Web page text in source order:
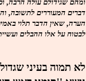
דברים המעוררים לתשובה,
הערה, שאין הדבר תלוי
לבטוח על אלו ההבלים
לא תמוה בעיני